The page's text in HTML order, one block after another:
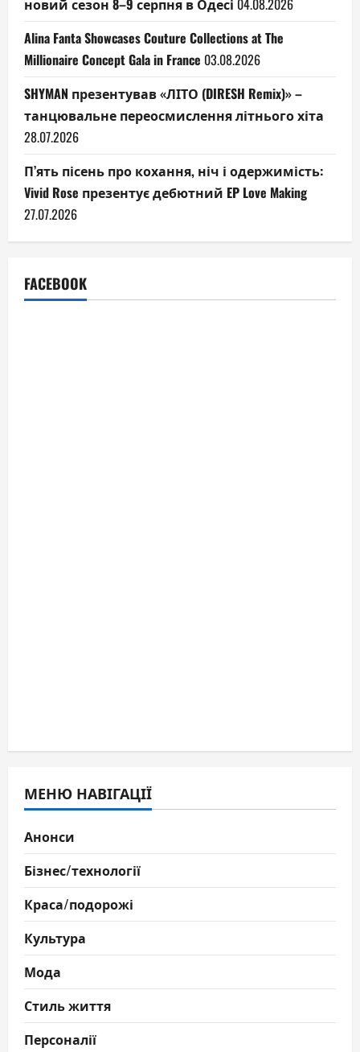
Alina Fanta Showcases Couture Collections at The
Millionaire Concept Gala in France 03.08.2026
SHYMAN презентував «ЛІТО (DIRESH Remix)» –
танцювальне переосмислення літнього хіта
28.07.2026
П’ять пісень про кохання, ніч і одержимість:
Vivid Rose презентує дебютний EP Love Making
27.07.2026
FACEBOOK
МЕНЮ НАВІГАЦІЇ
Анонси
Бізнес/технології
Краса/подорожі
Культура
Мода
Стиль життя
Персоналії